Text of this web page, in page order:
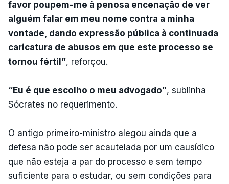
favor poupem-me à penosa encenação de ver
alguém falar em meu nome contra a minha
vontade, dando expressão pública à continuada
caricatura de abusos em que este processo se
tornou fértil”, reforçou.
“Eu é que escolho o meu advogado”, sublinha
Sócrates no requerimento.
O antigo primeiro-ministro alegou ainda que a
defesa não pode ser acautelada por um causídico
que não esteja a par do processo e sem tempo
suficiente para o estudar, ou sem condições para